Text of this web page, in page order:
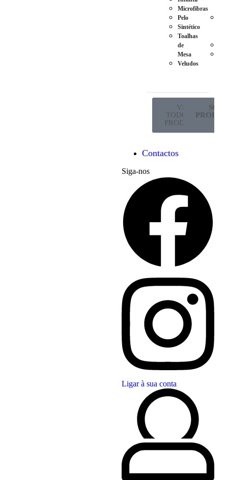
Microfibras
Pelo
Sintético
Toalhas
de
Mesa
Veludos
VER
TODOS OS
PRODUTOS
SÓ
Contactos
Siga-nos
Ligar à sua conta